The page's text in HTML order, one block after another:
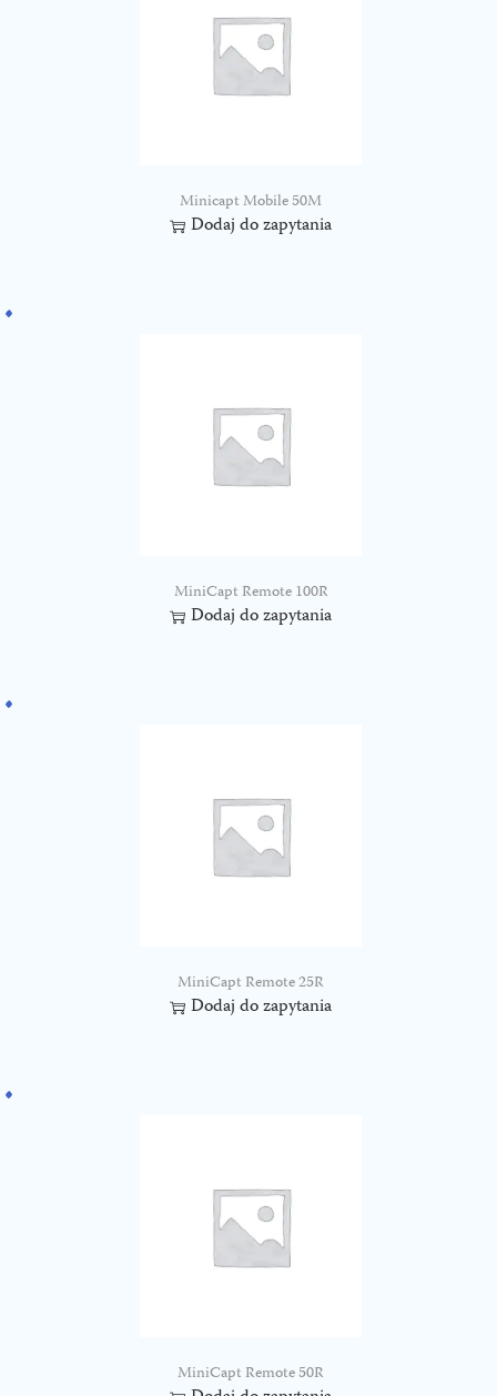
Minicapt Mobile 50M
Dodaj do zapytania
MiniCapt Remote 100R
Dodaj do zapytania
MiniCapt Remote 25R
Dodaj do zapytania
MiniCapt Remote 50R